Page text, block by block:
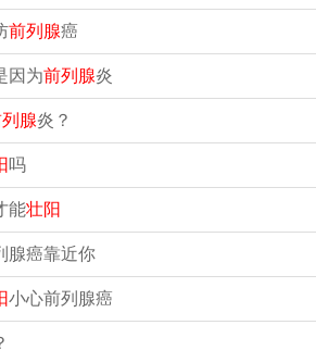
前列腺癌
因为前列腺炎
腺炎？
吗
能壮阳
腺癌靠近你
小心前列腺癌